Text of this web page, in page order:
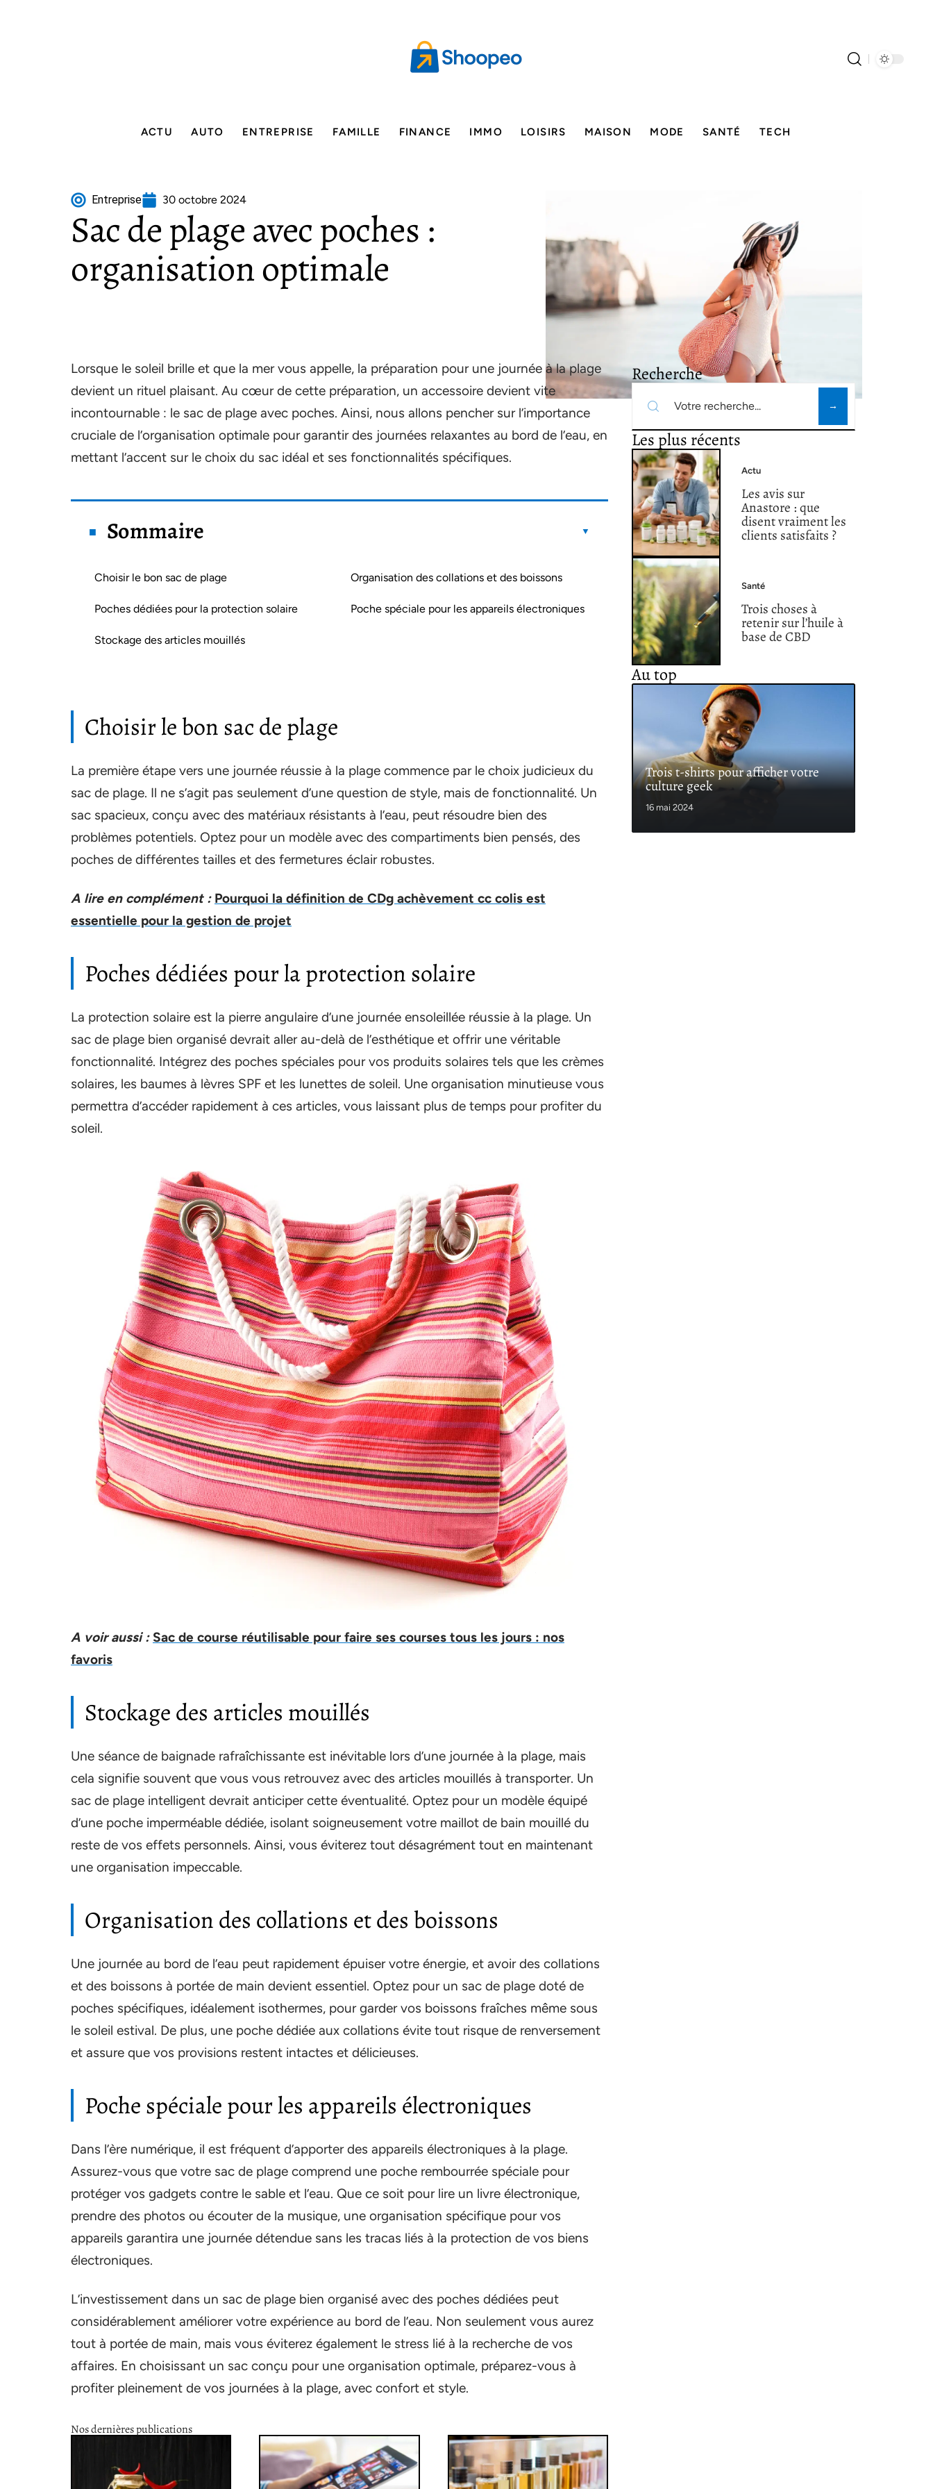
ACTU AUTO ENTREPRISE FAMILLE FINANCE IMMO LOISIRS MAISON MODE SANTÉ TECH
Entreprise 30 octobre 2024
Sac de plage avec poches :
organisation optimale
Lorsque le soleil brille et que la mer vous appelle, la préparation pour une journée à la plage
devient un rituel plaisant. Au cœur de cette préparation, un accessoire devient vite
incontournable : le sac de plage avec poches. Ainsi, nous allons pencher sur l’importance
cruciale de l’organisation optimale pour garantir des journées relaxantes au bord de l’eau, en
mettant l’accent sur le choix du sac idéal et ses fonctionnalités spécifiques.
Sommaire
Choisir le bon sac de plage
Poches dédiées pour la protection solaire
Stockage des articles mouillés
Organisation des collations et des boissons
Poche spéciale pour les appareils électroniques
Choisir le bon sac de plage
La première étape vers une journée réussie à la plage commence par le choix judicieux du
sac de plage. Il ne s’agit pas seulement d’une question de style, mais de fonctionnalité. Un
sac spacieux, conçu avec des matériaux résistants à l’eau, peut résoudre bien des
problèmes potentiels. Optez pour un modèle avec des compartiments bien pensés, des
poches de différentes tailles et des fermetures éclair robustes.
A lire en complément : Pourquoi la définition de CDg achèvement cc colis est
essentielle pour la gestion de projet
Poches dédiées pour la protection solaire
La protection solaire est la pierre angulaire d’une journée ensoleillée réussie à la plage. Un
sac de plage bien organisé devrait aller au-delà de l’esthétique et offrir une véritable
fonctionnalité. Intégrez des poches spéciales pour vos produits solaires tels que les crèmes
solaires, les baumes à lèvres SPF et les lunettes de soleil. Une organisation minutieuse vous
permettra d’accéder rapidement à ces articles, vous laissant plus de temps pour profiter du
soleil.
A voir aussi : Sac de course réutilisable pour faire ses courses tous les jours : nos
favoris
Stockage des articles mouillés
Une séance de baignade rafraîchissante est inévitable lors d’une journée à la plage, mais
cela signifie souvent que vous vous retrouvez avec des articles mouillés à transporter. Un
sac de plage intelligent devrait anticiper cette éventualité. Optez pour un modèle équipé
d’une poche imperméable dédiée, isolant soigneusement votre maillot de bain mouillé du
reste de vos effets personnels. Ainsi, vous éviterez tout désagrément tout en maintenant
une organisation impeccable.
Organisation des collations et des boissons
Une journée au bord de l’eau peut rapidement épuiser votre énergie, et avoir des collations
et des boissons à portée de main devient essentiel. Optez pour un sac de plage doté de
poches spécifiques, idéalement isothermes, pour garder vos boissons fraîches même sous
le soleil estival. De plus, une poche dédiée aux collations évite tout risque de renversement
et assure que vos provisions restent intactes et délicieuses.
Poche spéciale pour les appareils électroniques
Dans l’ère numérique, il est fréquent d’apporter des appareils électroniques à la plage.
Assurez-vous que votre sac de plage comprend une poche rembourrée spéciale pour
protéger vos gadgets contre le sable et l’eau. Que ce soit pour lire un livre électronique,
prendre des photos ou écouter de la musique, une organisation spécifique pour vos
appareils garantira une journée détendue sans les tracas liés à la protection de vos biens
électroniques.
L’investissement dans un sac de plage bien organisé avec des poches dédiées peut
considérablement améliorer votre expérience au bord de l’eau. Non seulement vous aurez
tout à portée de main, mais vous éviterez également le stress lié à la recherche de vos
affaires. En choisissant un sac conçu pour une organisation optimale, préparez-vous à
profiter pleinement de vos journées à la plage, avec confort et style.
Nos dernières publications
Recherche
Les plus récents
Actu
Les avis sur
Anastore : que
disent vraiment les
clients satisfaits ?
Santé
Trois choses à
retenir sur l’huile à
base de CBD
Au top
Trois t-shirts pour afficher votre
culture geek
16 mai 2024